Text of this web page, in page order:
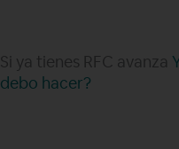
Si ya tienes RFC avanza
debo hacer?